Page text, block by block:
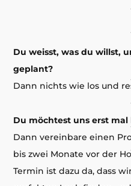
Du weisst, was du willst,
geplant?
Dann nichts wie los und
Du möchtest uns erst
Dann vereinbare einen
bis zwei Monate vor der
Termin ist dazu da, dass